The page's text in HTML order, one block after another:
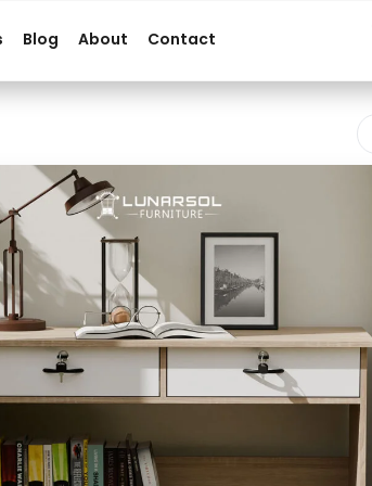
Blog About Contact